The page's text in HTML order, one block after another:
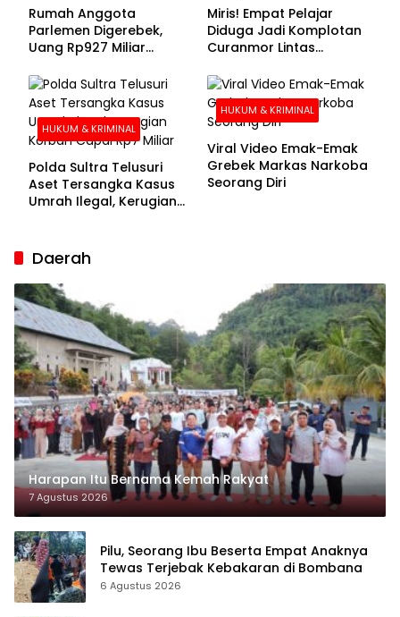
Rumah Anggota
Parlemen Digerebek,
Uang Rp927 Miliar
Miris! Empat Pelajar
Diduga Jadi Komplotan
Curanmor Lintas
HUKUM & KRIMINAL
Polda Sultra Telusuri
Aset Tersangka Kasus
Umrah Ilegal, Kerugian
HUKUM & KRIMINAL
Viral Video Emak-Emak
Grebek Markas Narkoba
Seorang Diri
Daerah
Harapan Itu Bernama Kemah Rakyat
7 Agustus 2026
Pilu, Seorang Ibu Beserta Empat Anaknya
Tewas Terjebak Kebakaran di Bombana
6 Agustus 2026